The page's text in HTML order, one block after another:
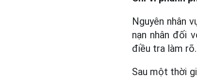
Nguyên nhân
nạn nhân đối
điều tra làm rõ.
Sau một thời